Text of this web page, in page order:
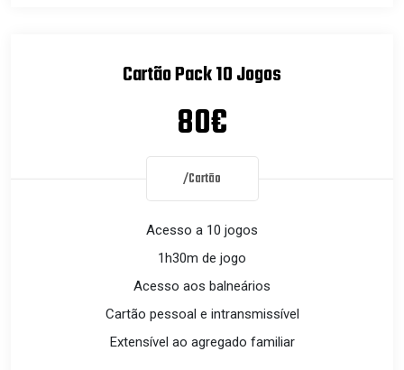
Cartão Pack 10 Jogos
80€
/Cartão
Acesso a 10 jogos
1h30m de jogo
Acesso aos balneários
Cartão pessoal e intransmissível
Extensível ao agregado familiar